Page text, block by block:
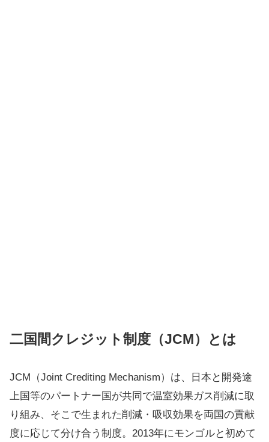
二国間クレジット制度（JCM）とは
JCM（Joint Crediting Mechanism）は、日本と開発途
上国等のパートナー国が共同で温室効果ガス削減に取
り組み、そこで生まれた削減・吸収効果を両国の貢献
度に応じて分け合う制度。2013年にモンゴルと初めて